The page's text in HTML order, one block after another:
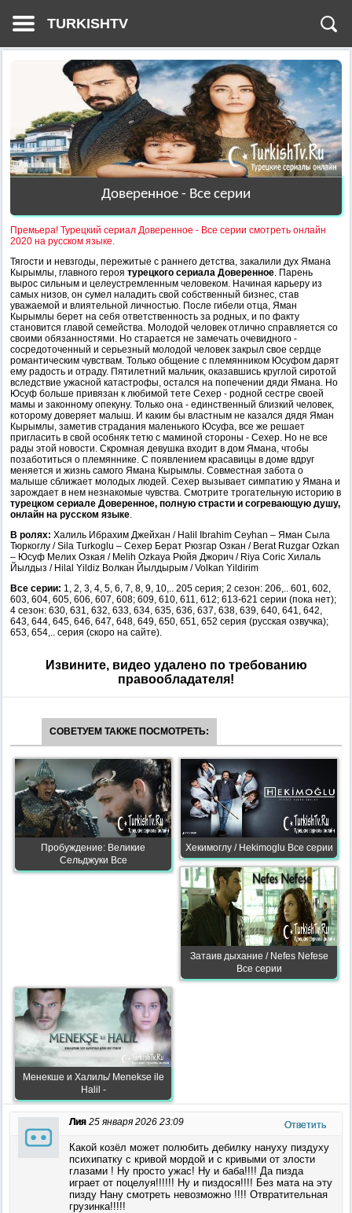
TURKISHTV
Доверенное - Все серии
Премьера! Турецкий сериал Доверенное - Все серии смотреть онлайн
2020 на русском языке.
Тягости и невзгоды, пережитые с раннего детства, закалили дух Ямана
Кырымлы, главного героя турецкого сериала Доверенное. Парень
вырос сильным и целеустремленным человеком. Начиная карьеру из
самых низов, он сумел наладить свой собственный бизнес, став
уважаемой и влиятельной личностью. После гибели отца, Яман
Кырымлы берет на себя ответственность за родных, и по факту
становится главой семейства. Молодой человек отлично справляется со
своими обязанностями. Но старается не замечать очевидного -
сосредоточенный и серьезный молодой человек закрыл свое сердце
романтическим чувствам. Только общение с племянником Юсуфом дарят
ему радость и отраду. Пятилетний мальчик, оказавшись круглой сиротой
вследствие ужасной катастрофы, остался на попечении дяди Ямана. Но
Юсуф больше привязан к любимой тете Сехер - родной сестре своей
мамы и законному опекуну. Только она - единственный близкий человек,
которому доверяет малыш. И каким бы властным не казался дядя Яман
Кырымлы, заметив страдания маленького Юсуфа, все же решает
пригласить в свой особняк тетю с маминой стороны - Сехер. Но не все
рады этой новости. Скромная девушка входит в дом Ямана, чтобы
позаботиться о племяннике. С появлением красавицы в доме вдруг
меняется и жизнь самого Ямана Кырымлы. Совместная забота о
малыше сближает молодых людей. Сехер вызывает симпатию y Ямана и
зарождает в нем незнакомые чувства. Смотрите трогательную историю в
турецком сериале Доверенное, полную страсти и согревающую душу,
онлайн на русском языке.
В ролях: Халиль Ибрахим Джейхан / Halil Ibrahim Ceyhan – Яман Сыла
Тюркоглу / Sila Turkoglu – Сехер Берат Рюзгар Озкан / Berat Ruzgar Ozkan
– Юсуф Мелих Озкая / Melih Ozkaya Рюйя Джорич / Riya Coric Хилаль
Йылдыз / Hilal Yildiz Волкан Йылдырым / Volkan Yildirim
Все серии: 1, 2, 3, 4, 5, 6, 7, 8, 9, 10,.. 205 серия; 2 сезон: 206,.. 601, 602,
603, 604, 605, 606, 607, 608; 609, 610, 611, 612; 613-621 серии (пока нет);
4 сезон: 630, 631, 632, 633, 634, 635, 636, 637, 638, 639, 640, 641, 642,
643, 644, 645, 646, 647, 648, 649, 650, 651, 652 серия (русская озвучка);
653, 654,.. серия (скоро на сайте).
Извините, видео удалено по требованию
правообладателя!
СОВЕТУЕМ ТАКЖЕ ПОСМОТРЕТЬ:
Пробуждение: Великие
Сельджуки Все
Хекимоглу / Hekimoglu Все серии
Затаив дыхание / Nefes Nefese
Все серии
Менекше и Халиль/ Menekse ile
Halil -
Лия 25 января 2026 23:09 Ответить
Какой козёл может полюбить дебилку нануху пиздуху
психипатку с кривой мордой и с кривыми от злости
глазами ! Ну просто ужас! Ну и баба!!!! Да пизда
играет от поцелуя!!!!!! Ну и пиздося!!!! Без мата на эту
пизду Нану смотреть невозможно !!!! Отвратительная
грузинка!!!!!